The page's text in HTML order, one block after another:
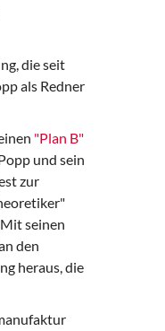
die seit
als Redner
"Plan B"
und sein
zur
seinen
den
heraus, die